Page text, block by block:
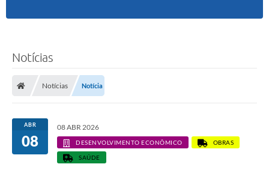
Notícias
Notícias Notícia
ABR
08
08 ABR 2026
DESENVOLVIMENTO ECONÔMICO OBRAS
SAÚDE